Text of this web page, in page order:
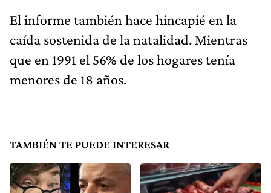
El informe también hace hincapié en la
caída sostenida de la natalidad. Mientras
que en 1991 el 56% de los hogares tenía
menores de 18 años.
TAMBIÉN TE PUEDE INTERESAR